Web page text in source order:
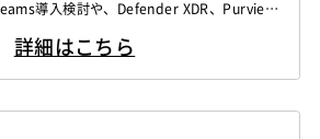
導入検討や、Defender XDR、Purview
詳細はこちら